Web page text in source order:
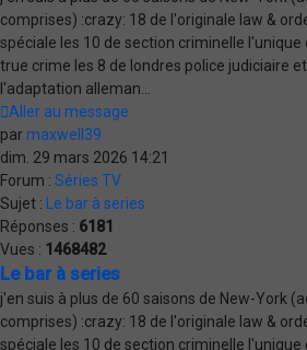
comprises) :crazy: 18 de l'originale law &
spéciale les 10 de section criminelle
true crime les 8 de londres police judiciaire
l'adaptation alleman...
Aller au message
par maxwell39
dim. 29 mars 2026 14:21
Forum : Séries TV
Sujet : Le bar à series
Réponses : 6181
Vues : 1468482
Le bar à series
j'en suis à plus de 60 saisons de New-York
comprises) :crazy: 18 de l'originale law &
spéciale les 10 de section criminelle